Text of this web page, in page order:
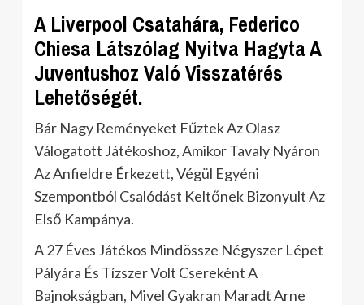
A Liverpool Csatahára, Federico
Chiesa Látszólag Nyitva Hagyta A
Juventushoz Való Visszatérés
Lehetőségét.
Bár Nagy Reményeket Fűztek Az Olasz
Válogatott Játékoshoz, Amikor Tavaly Nyáron
Az Anfieldre Érkezett, Végül Egyéni
Szempontból Csalódást Keltőnek Bizonyult Az
Első Kampánya.
A 27 Éves Játékos Mindössze Négyszer Lépet
Pályára És Tízszer Volt Csereként A
Bajnokságban, Mivel Gyakran Maradt Arne